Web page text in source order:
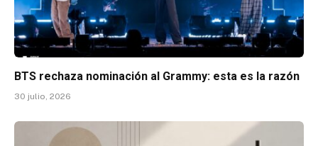
BTS rechaza nominación al Grammy: esta es la razón
30 julio, 2026